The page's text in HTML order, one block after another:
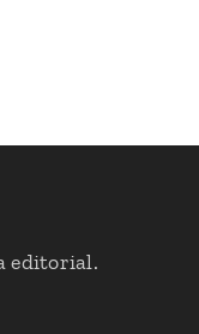
editorial.